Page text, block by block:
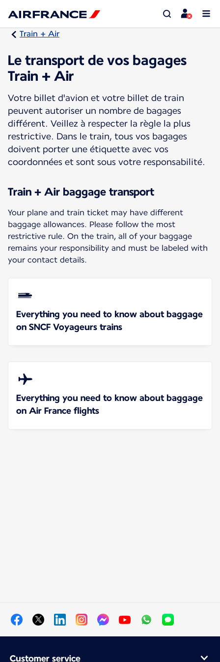
Train + Air
Le transport de vos bagages
Train + Air
Votre billet d'avion et votre billet de train
peuvent autoriser un nombre de bagages
différent. Veillez à respecter la règle la plus
restrictive. Dans le train, tous vos bagages
doivent porter une étiquette avec vos
coordonnées et sont sous votre responsabilité.
Train + Air baggage transport
Your plane and train ticket may have different
baggage allowances. Please follow the most
restrictive rule. On the train, all of your baggage
remains your responsibility and must be labeled with
your contact details.
Everything you need to know about baggage
on SNCF Voyageurs trains
Everything you need to know about baggage
on Air France flights
Customer service